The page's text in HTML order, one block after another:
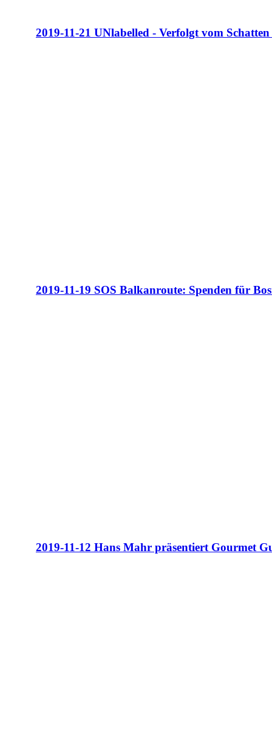
2019-11-21 UNlabelled - Verfolgt vom
2019-11-19 SOS Balkanroute: Spenden für
2019-11-12 Hans Mahr präsentiert Gourmet